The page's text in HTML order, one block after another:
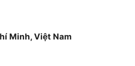
Minh, Việt Nam